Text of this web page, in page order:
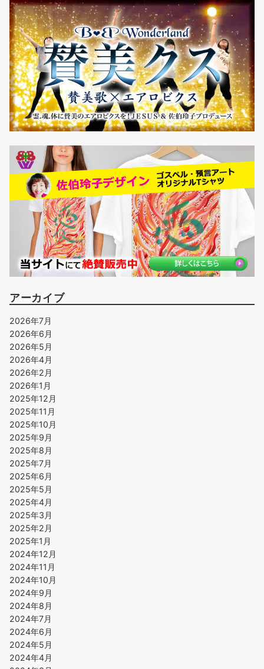
アーカイブ
2026年7月
2026年6月
2026年5月
2026年4月
2026年2月
2026年1月
2025年12月
2025年11月
2025年10月
2025年9月
2025年8月
2025年7月
2025年6月
2025年5月
2025年4月
2025年3月
2025年2月
2025年1月
2024年12月
2024年11月
2024年10月
2024年9月
2024年8月
2024年7月
2024年6月
2024年5月
2024年4月